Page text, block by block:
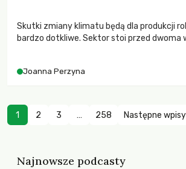
Skutki zmiany klimatu będą dla produkcji
bardzo dotkliwe. Sektor stoi przed dwoma
zachodzących zmian klimatycznych.
Joanna Perzyna
1 2 3 … 258 Następne
Najnowsze podcasty